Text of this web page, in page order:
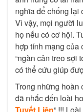
nghĩa để chống lại
Vì vậy, mọi người
họ nếu có cơ hội.
hợptính mạng của
“ngàn cân treo sợi
có thể cứu giúp
Trong những hoàn
đã nhắc đến loài